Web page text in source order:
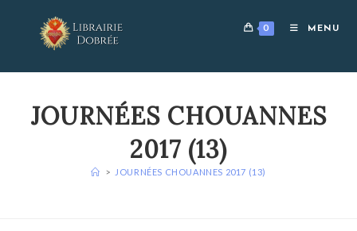
0 MENU
JOURNÉES CHOUANNES
2017 (13)
> JOURNÉES CHOUANNES 2017 (13)